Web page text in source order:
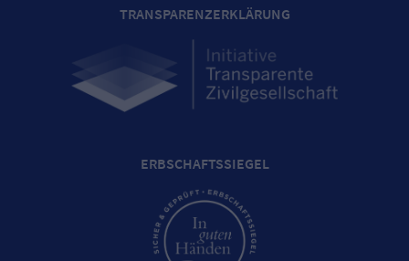
TRANSPARENZERKLÄRUNG
ERBSCHAFTSSIEGEL